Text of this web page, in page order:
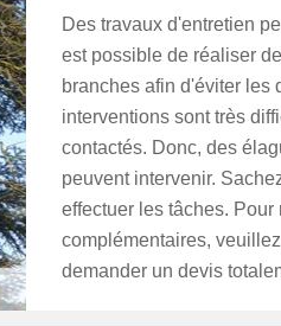
Des travaux d'entretien
est possible de réaliser
branches afin d'éviter les
interventions sont très
contactés. Donc, des
peuvent intervenir.
effectuer les tâches.
complémentaires,
demander un devis